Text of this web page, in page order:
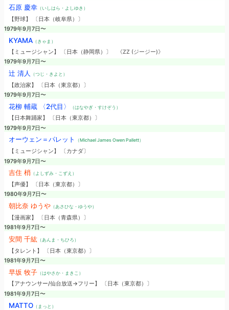
石原 慶幸（いしはら・よしゆき）
【野球】 〔日本（岐阜県）〕
1979年9月7日〜
KYAMA（きゃま）
【ミュージシャン】 〔日本（静岡県）〕
《ZZ (ジージー)》
1979年9月7日〜
辻 清人 （つじ・きよと）
【政治家】 〔日本（東京都）〕
1979年9月7日〜
花柳 輔蔵 〈2代目〉 （はなやぎ・すけぞう）
【日本舞踊家】 〔日本（東京都）〕
1979年9月7日〜
オーウェン＝パレット （Michael James Owen Pallett）
【ミュージシャン】 〔カナダ〕
1979年9月7日〜
吉住 梢 （よしずみ・こずえ）
【声優】 〔日本（東京都）〕
1980年9月7日〜
朝比奈 ゆうや（あさひな・ゆうや）
【漫画家】 〔日本（青森県）〕
1981年9月7日〜
安間 千紘（あんま・ちひろ）
【タレント】 〔日本（東京都）〕
1981年9月7日〜
早坂 牧子（はやさか・まきこ）
【アナウンサー/仙台放送→フリー】 〔日本（東京都）〕
1981年9月7日〜
MATTO（まっと）